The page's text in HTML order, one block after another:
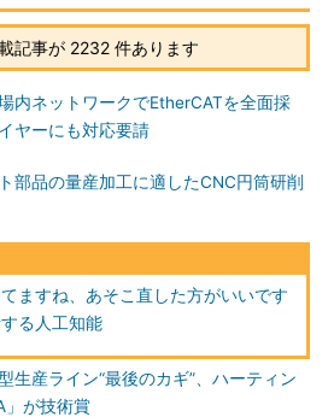
記事が 2232 件あります
内ネットワークでEtherCATを全面採
ヤーにも対応要請
部品の量産加工に適したCNC円筒研削
てますね、あそこ直した方がいいです
る人工知能
生産ライン“最後のカギ”、ハーティン
」が技術賞